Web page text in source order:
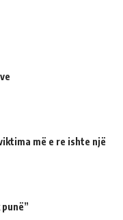
më e re ishte një